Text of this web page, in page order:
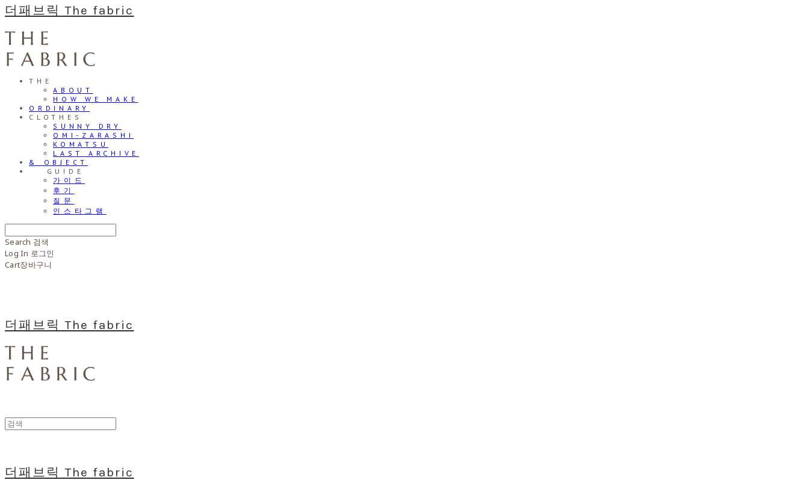
더패브릭 The fabric
THE
ABOUT
HOW WE MAKE
ORDINARY
CLOTHES
SUNNY DRY
OMI-ZARASHI
KOMATSU
LAST ARCHIVE
& OBJECT
⠀⠀GUIDE
가이드
후기
질문
인스타그램
Search 검색
Log In 로그인
Cart장바구니
더패브릭 The fabric
더패브릭 The fabric